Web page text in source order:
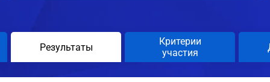
Результаты
Критерии
участия